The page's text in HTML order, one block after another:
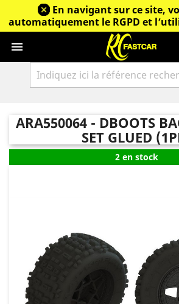
En navigant sur ce site,
automatiquement le RGPD et

ARA550064 - DBOOTS
SET GLUED
2 en stock